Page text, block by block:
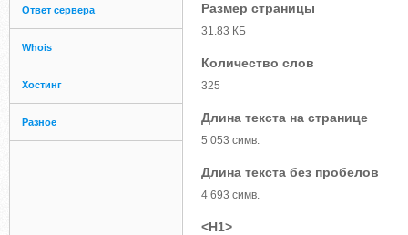
Ответ сервера
Whois
Хостинг
Разное
Размер страницы
31.83 КБ
Количество слов
325
Длина текста на странице
5 053 симв.
Длина текста без пробелов
4 693 симв.
<H1>